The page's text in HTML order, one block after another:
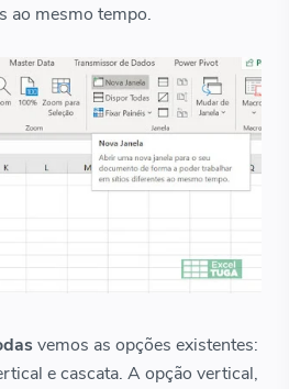
ao mesmo tempo.
vemos as opções existentes:
e cascata. A opção vertical,